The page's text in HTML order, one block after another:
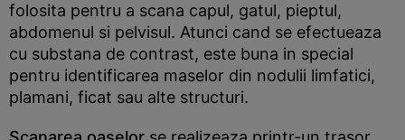
folosita pentru a scana capul, gatul, pieptul,
abdomenul si pelvisul. Atunci cand se efectueaza
cu substana de contrast, este buna in special
pentru identificarea maselor din nodulii limfatici,
plamani, ficat sau alte structuri.